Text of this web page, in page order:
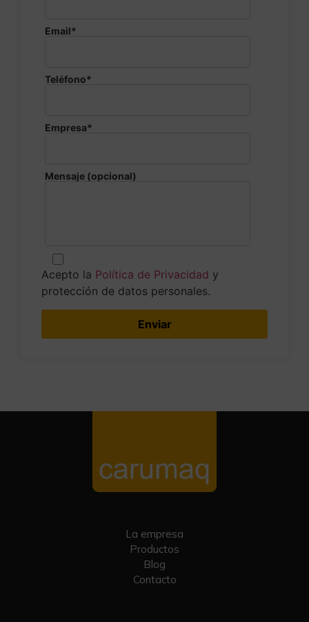
Email*
Teléfono*
Empresa*
Mensaje (opcional)
Acepto la Política de Privacidad y
protección de datos personales.
La empresa
Productos
Blog
Contacto